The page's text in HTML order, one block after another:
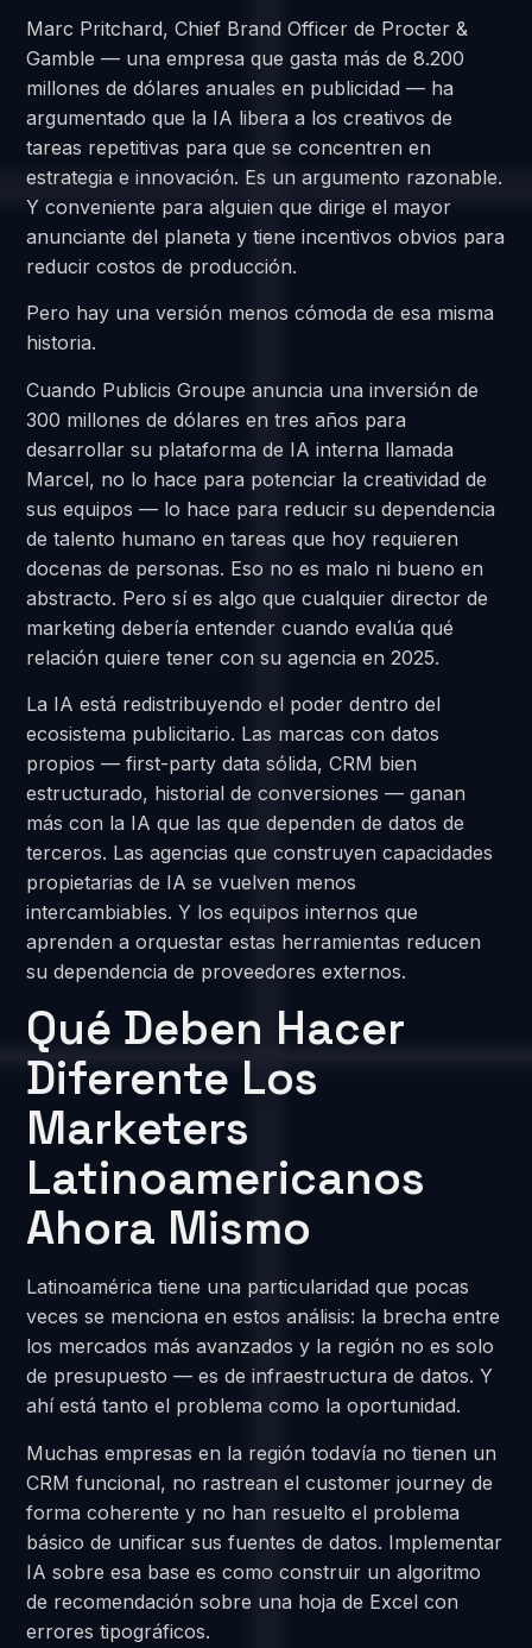
Marc Pritchard, Chief Brand Officer de Procter &
Gamble — una empresa que gasta más de 8.200
millones de dólares anuales en publicidad — ha
argumentado que la IA libera a los creativos de
tareas repetitivas para que se concentren en
estrategia e innovación. Es un argumento razonable.
Y conveniente para alguien que dirige el mayor
anunciante del planeta y tiene incentivos obvios para
reducir costos de producción.
Pero hay una versión menos cómoda de esa misma
historia.
Cuando Publicis Groupe anuncia una inversión de
300 millones de dólares en tres años para
desarrollar su plataforma de IA interna llamada
Marcel, no lo hace para potenciar la creatividad de
sus equipos — lo hace para reducir su dependencia
de talento humano en tareas que hoy requieren
docenas de personas. Eso no es malo ni bueno en
abstracto. Pero sí es algo que cualquier director de
marketing debería entender cuando evalúa qué
relación quiere tener con su agencia en 2025.
La IA está redistribuyendo el poder dentro del
ecosistema publicitario. Las marcas con datos
propios — first-party data sólida, CRM bien
estructurado, historial de conversiones — ganan
más con la IA que las que dependen de datos de
terceros. Las agencias que construyen capacidades
propietarias de IA se vuelven menos
intercambiables. Y los equipos internos que
aprenden a orquestar estas herramientas reducen
su dependencia de proveedores externos.
Qué Deben Hacer
Diferente Los
Marketers
Latinoamericanos
Ahora Mismo
Latinoamérica tiene una particularidad que pocas
veces se menciona en estos análisis: la brecha entre
los mercados más avanzados y la región no es solo
de presupuesto — es de infraestructura de datos. Y
ahí está tanto el problema como la oportunidad.
Muchas empresas en la región todavía no tienen un
CRM funcional, no rastrean el customer journey de
forma coherente y no han resuelto el problema
básico de unificar sus fuentes de datos. Implementar
IA sobre esa base es como construir un algoritmo
de recomendación sobre una hoja de Excel con
errores tipográficos.